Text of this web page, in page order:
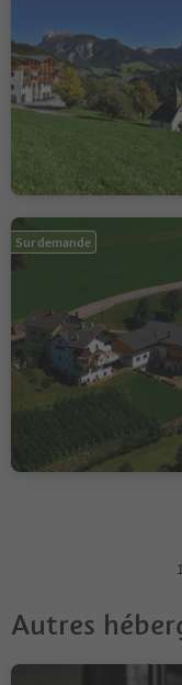
Sur demande
Autres